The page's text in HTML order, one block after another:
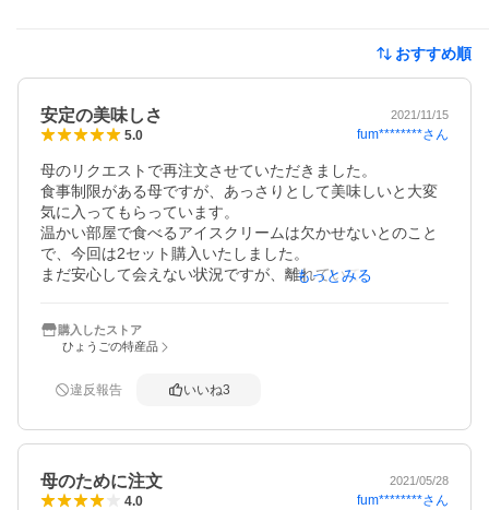
おすすめ順
安定の美味しさ 2021/11/15
5.0 fum********さん
母のリクエストで再注文させていただきました。
食事制限がある母ですが、あっさりとして美味しいと大変
気に入ってもらっています。
温かい部屋で食べるアイスクリームは欠かせないとのこと
で、今回は2セット購入いたしました。
まだ安心して会えない状況ですが、離れていても母の喜ぶ
もっとみる
購入したストア
ひょうごの特産品
違反報告 いいね3
母のために注文 2021/05/28
4.0 fum********さん